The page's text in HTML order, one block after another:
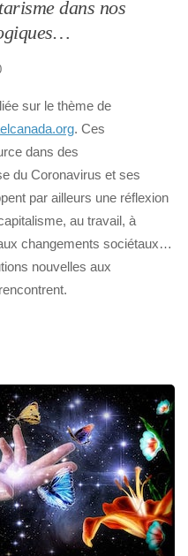
dans nos
sur le thème de
. Ces
dans des
du Coronavirus et ses
par ailleurs une réflexion
au travail, à
changements sociétaux…
nouvelles aux